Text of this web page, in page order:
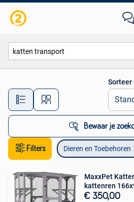
Alle afstanden…
Sorteer
Bewaar je
Filters Dieren en Toebehoren
MaxxPet
kattenren
€ 350,00